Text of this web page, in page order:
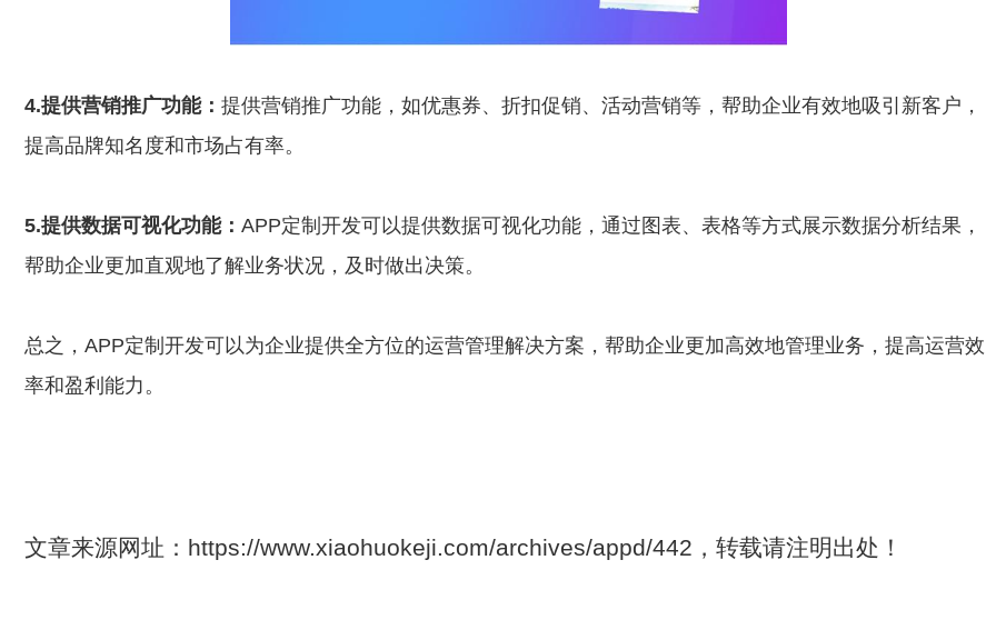
4.提供营销推广功能： 提供营销推广功能，如优惠券、折扣促销、活动营销等，帮助企业有效地吸引新客户，
提高品牌知名度和市场占有率。
5.提供数据可视化功能： APP定制开发可以提供数据可视化功能，通过图表、表格等方式展示数据分析结果，
帮助企业更加直观地了解业务状况，及时做出决策。
总之，APP定制开发可以为企业提供全方位的运营管理解决方案，帮助企业更加高效地管理业务，提高运营效
率和盈利能力。
文章来源网址：https://www.xiaohuokeji.com/archives/appd/442，转载请注明出处！